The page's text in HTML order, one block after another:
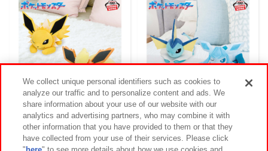
ポケットモンスター もふぐっとぬい
ぐるみ イーブイフレンズ～サンダー
2026年7月29日～登場
ポケットモンスター もふぐっとぬい
ぐるみ イーブイフレンズ～シャワー
2026年7月29日～登場
We collect unique personal identifiers such as cookies to
analyze our traffic and to personalize content and ads. We
share information about your use of our website with our
analytics and advertising partners, who may combine it with
other information that you have provided to them or that they
have collected from your use of their services. Please click